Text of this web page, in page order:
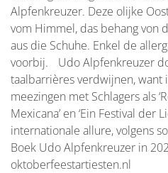
Alpfenkreuzer. Deze olijke
vom Himmel, das behang von
aus die Schuhe. Enkel de
voorbij. Udo Alpfenkreuzer
taalbarrières verdwijnen, want
meezingen met Schlagers als
Mexicana’ en ‘Ein Festival
internationale allure, volgens
Boek Udo Alpfenkreuzer in
oktoberfeestartiesten.nl